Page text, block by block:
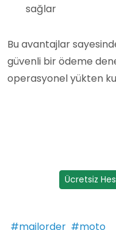
sağlar
Bu avantajlar
güvenli bir ödeme
operasyonel yükten
Ücretsiz
#mailorder #moto